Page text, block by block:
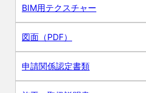
BIM用テクスチャー
図面（PDF）
申請関係認定書類